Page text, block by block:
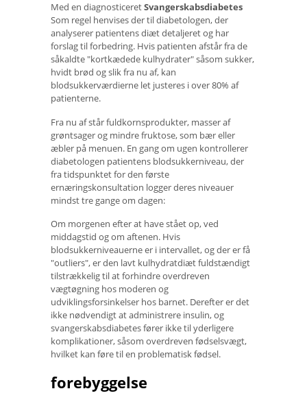
Med en diagnosticeretSvangerskabsdiabetes
Som regel henvises der til diabetologen, der
analyserer patientens diæt detaljeret og har
forslag til forbedring. Hvis patienten afstår fra de
såkaldte "kortkædede kulhydrater" såsom sukker,
hvidt brød og slik fra nu af, kan
blodsukkerværdierne let justeres i over 80% af
patienterne.
Fra nu af står fuldkornsprodukter, masser af
grøntsager og mindre fruktose, som bær eller
æbler på menuen. En gang om ugen kontrollerer
diabetologen patientens blodsukkerniveau, der
fra tidspunktet for den første
ernæringskonsultation logger deres niveauer
mindst tre gange om dagen:
Om morgenen efter at have stået op, ved
middagstid og om aftenen. Hvis
blodsukkerniveauerne er i intervallet, og der er få
"outliers", er den lavt kulhydratdiæt fuldstændigt
tilstrækkelig til at forhindre overdreven
vægtøgning hos moderen og
udviklingsforsinkelser hos barnet. Derefter er det
ikke nødvendigt at administrere insulin, og
svangerskabsdiabetes fører ikke til yderligere
komplikationer, såsom overdreven fødselsvægt,
hvilket kan føre til en problematisk fødsel.
forebyggelse